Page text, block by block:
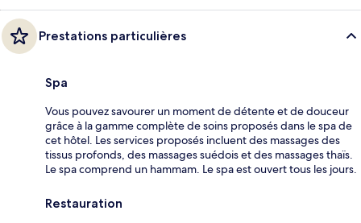
Prestations particulières
Spa
Vous pouvez savourer un moment de détente et de douceur
grâce à la gamme complète de soins proposés dans le spa de
cet hôtel. Les services proposés incluent des massages des
tissus profonds, des massages suédois et des massages thaïs.
Le spa comprend un hammam. Le spa est ouvert tous les jours.
Restauration